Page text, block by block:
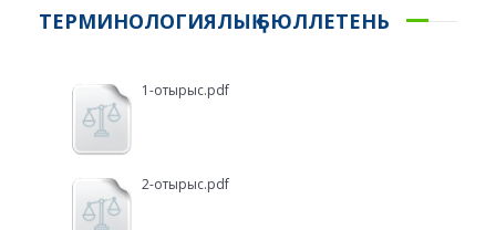
ТЕРМИНОЛОГИЯЛЫҚ БЮЛЛЕТЕНЬ
1-отырыс.pdf
2-отырыс.pdf